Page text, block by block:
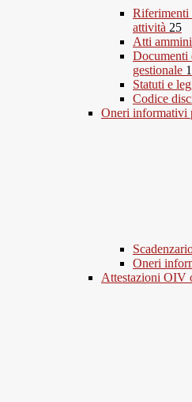
Riferimenti
attività 25
Atti
Documenti
gestionale
Statuti e
Codice
Oneri informativi
Oneri
Attestazioni OIV